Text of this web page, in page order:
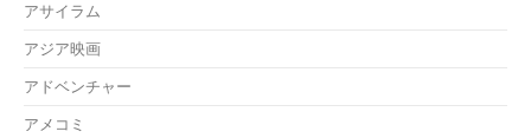
アサイラム
アジア映画
アドベンチャー
アメコミ